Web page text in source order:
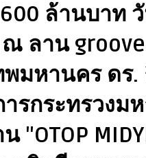
ล้านบาท
ลาน
พมหานคร ดร
รกระทรวงม